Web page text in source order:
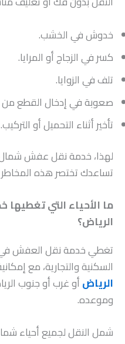
خدوش في الخشب.
كسر في الزجاج أو المرايا.
تلف في الزوايا.
صعوبة في إدخال القطع من
تأخير أثناء التحميل أو التركيب.
لهذا، خدمة نقل عفش
تساعدك تختصر هذه المخاطر
ما الأحياء التي
الرياض؟
تغطي خدمة نقل العفش في
السكنية والتجارية، مع
الرياضأو غرب أو جنوب
وموعده.
شمل النقل لجميع أحياء